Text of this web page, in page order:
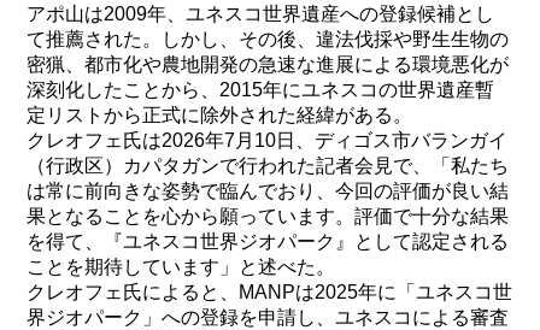
アポ山は2009年、ユネスコ世界遺産への登録候補とし
て推薦された。しかし、その後、違法伐採や野生生物の
密猟、都市化や農地開発の急速な進展による環境悪化が
深刻化したことから、2015年にユネスコの世界遺産暫
定リストから正式に除外された経緯がある。
クレオフェ氏は2026年7月10日、ディゴス市バランガイ
（行政区）カパタガンで行われた記者会見で、「私たち
は常に前向きな姿勢で臨んでおり、今回の評価が良い結
果となることを心から願っています。評価で十分な結果
を得て、『ユネスコ世界ジオパーク』として認定される
ことを期待しています」と述べた。
クレオフェ氏によると、MANPは2025年に「ユネスコ世
界ジオパーク」への登録を申請し、ユネスコによる審査